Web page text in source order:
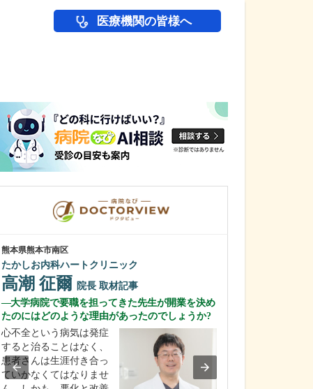
医療機関の皆様へ
熊本県熊本市南区
たかしお内科ハートクリニック
高潮 征爾 院長 取材記事
大学病院で要職を担ってきた先生が開業を決め
たのにはどのような理由があったのでしょうか?
心不全という病気は発症
すると治ることはなく、
患者さんは生涯付き合っ
ていかなくてはなりませ